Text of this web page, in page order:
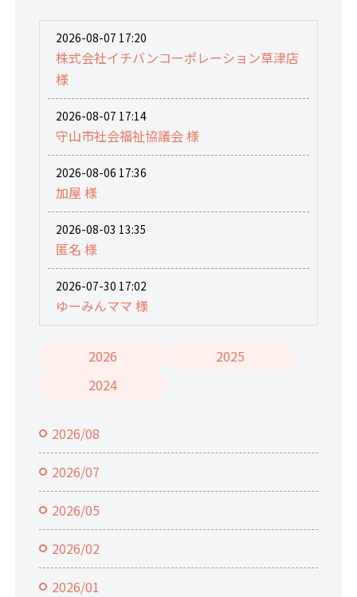
2026-08-07 17:20
株式会社イチバンコーポレーション草津店
様
2026-08-07 17:14
守山市社会福祉協議会 様
2026-08-06 17:36
加屋 様
2026-08-03 13:35
匿名 様
2026-07-30 17:02
ゆーみんママ 様
2026
2025
2024
2026/08
2026/07
2026/05
2026/02
2026/01